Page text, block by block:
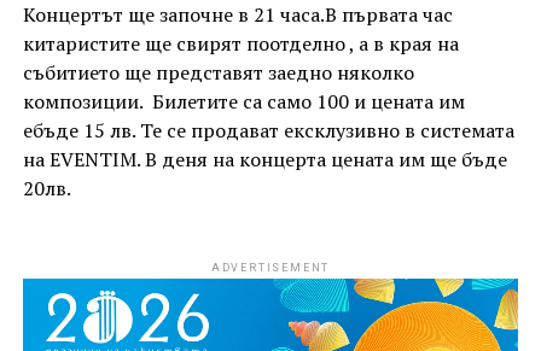
Концертът ще започне в 21 часа.В първата час
китаристите ще свирят поотделно , а в края на
събитието ще представят заедно няколко
композиции. Билетите са само 100 и цената им
eбъде 15 лв. Те се продават ексклузивно в системата
на EVENTIM. В деня на концерта цената им ще бъде
20лв.
ADVERTISEMENT